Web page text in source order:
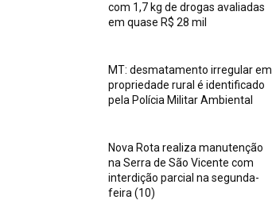
com 1,7 kg de drogas avaliadas
em quase R$ 28 mil
MT: desmatamento irregular em
propriedade rural é identificado
pela Polícia Militar Ambiental
Nova Rota realiza manutenção
na Serra de São Vicente com
interdição parcial na segunda-
feira (10)